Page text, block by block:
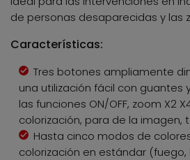
de personas desaparecidas y las
Características:
Tres botones ampliamente
una utilización fácil con guantes
las funciones ON/OFF, zoom X2
colorización, para de la imagen,
Hasta cinco modos de
colorización en estándar